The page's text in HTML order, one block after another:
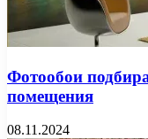
Фотообои
помещения
08.11.2024